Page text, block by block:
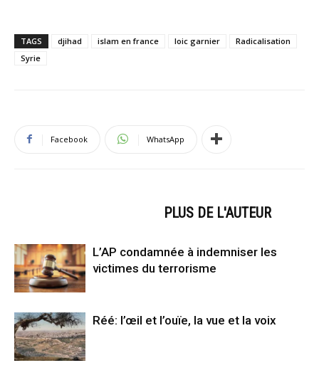
TAGS djihad islam en france loic garnier
Radicalisation
Syrie
Facebook WhatsApp
PLUS DE L'AUTEUR
L’AP condamnée à indemniser les
victimes du terrorisme
Réé: l’œil et l’ouïe, la vue et la voix